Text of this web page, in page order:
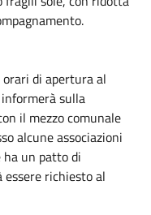
di apertura al
sulla
il mezzo comunale
alcune associazioni
un patto di
essere richiesto al